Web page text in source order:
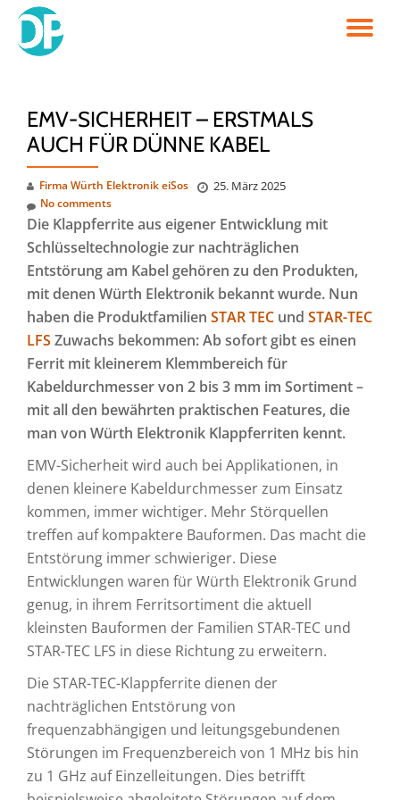
Skip
EMV-SICHERHEIT – ERSTMALS
AUCH FÜR DÜNNE KABEL
Firma Würth Elektronik eiSos 25. März 2025
No comments
Die Klappferrite aus eigener Entwicklung mit
Schlüsseltechnologie zur nachträglichen
Entstörung am Kabel gehören zu den Produkten,
mit denen Würth Elektronik bekannt wurde. Nun
haben die Produktfamilien STAR TEC und STAR-TEC
LFS Zuwachs bekommen: Ab sofort gibt es einen
Ferrit mit kleinerem Klemmbereich für
Kabeldurchmesser von 2 bis 3 mm im Sortiment –
mit all den bewährten praktischen Features, die
man von Würth Elektronik Klappferriten kennt.
EMV-Sicherheit wird auch bei Applikationen, in
denen kleinere Kabeldurchmesser zum Einsatz
kommen, immer wichtiger. Mehr Störquellen
treffen auf kompaktere Bauformen. Das macht die
Entstörung immer schwieriger. Diese
Entwicklungen waren für Würth Elektronik Grund
genug, in ihrem Ferritsortiment die aktuell
kleinsten Bauformen der Familien STAR-TEC und
STAR-TEC LFS in diese Richtung zu erweitern.
Die STAR-TEC-Klappferrite dienen der
nachträglichen Entstörung von
frequenzabhängigen und leitungsgebundenen
Störungen im Frequenzbereich von 1 MHz bis hin
zu 1 GHz auf Einzelleitungen. Dies betrifft